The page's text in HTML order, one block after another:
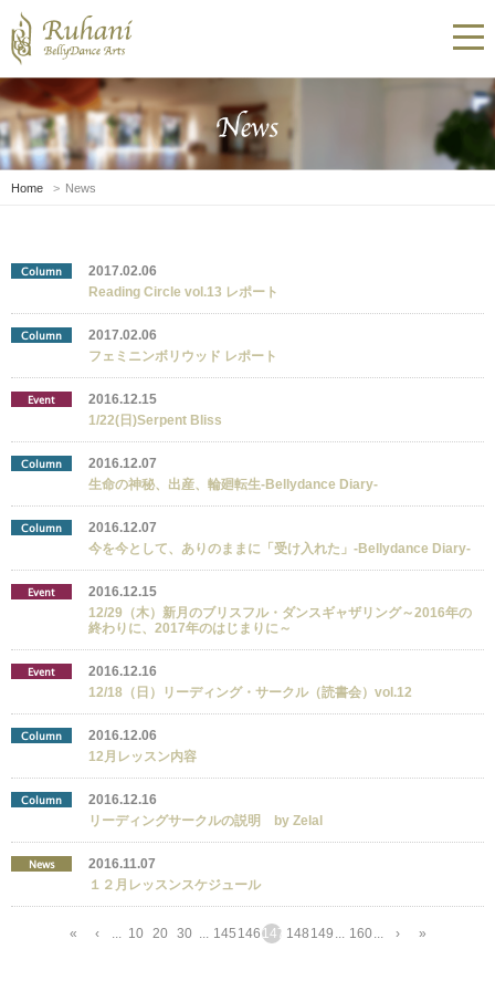
Home News
Column
2017.02.06
Reading Circle vol.13 レポート
Column
2017.02.06
フェミニンボリウッド レポート
Event
2016.12.15
1/22(日)Serpent Bliss
Column
2016.12.07
生命の神秘、出産、輪廻転生-Bellydance Diary-
Column
2016.12.07
今を今として、ありのままに「受け入れた」-Bellydance Diary-
Event
2016.12.15
12/29（木）新月のブリスフル・ダンスギャザリング～2016年の
終わりに、2017年のはじまりに～
Event
2016.12.16
12/18（日）リーディング・サークル（読書会）vol.12
Column
2016.12.06
12月レッスン内容
Column
2016.12.16
リーディングサークルの説明 by Zelal
News
2016.11.07
１２月レッスンスケジュール
« ‹ ... 10 20 30 ... 145 146147 148 149 ... 160... › »